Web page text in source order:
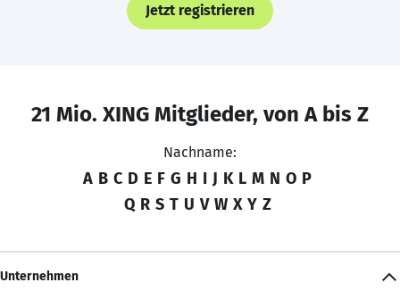
Jetzt registrieren
21 Mio. XING Mitglieder, von A bis Z
Nachname:
A B C D E F G H I J K L M N O P
Q R S T U V W X Y Z
Unternehmen